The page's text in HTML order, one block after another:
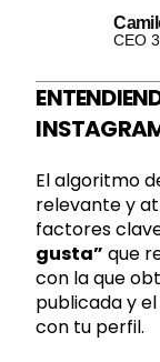
CEO
El algoritmo
relevante y
factores
gusta” que
con la que
publicada y
con tu perfil.